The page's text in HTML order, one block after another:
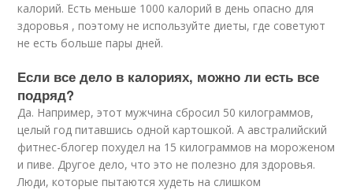
калорий. Есть меньше 1000 калорий в день опасно для
здоровья , поэтому не используйте диеты, где советуют
не есть больше пары дней.
Если все дело в калориях, можно ли есть все
подряд?
Да. Например, этот мужчина сбросил 50 килограммов,
целый год питавшись одной картошкой. А австралийский
фитнес-блогер похудел на 15 килограммов на мороженом
и пиве. Другое дело, что это не полезно для здоровья.
Люди, которые пытаются худеть на слишком